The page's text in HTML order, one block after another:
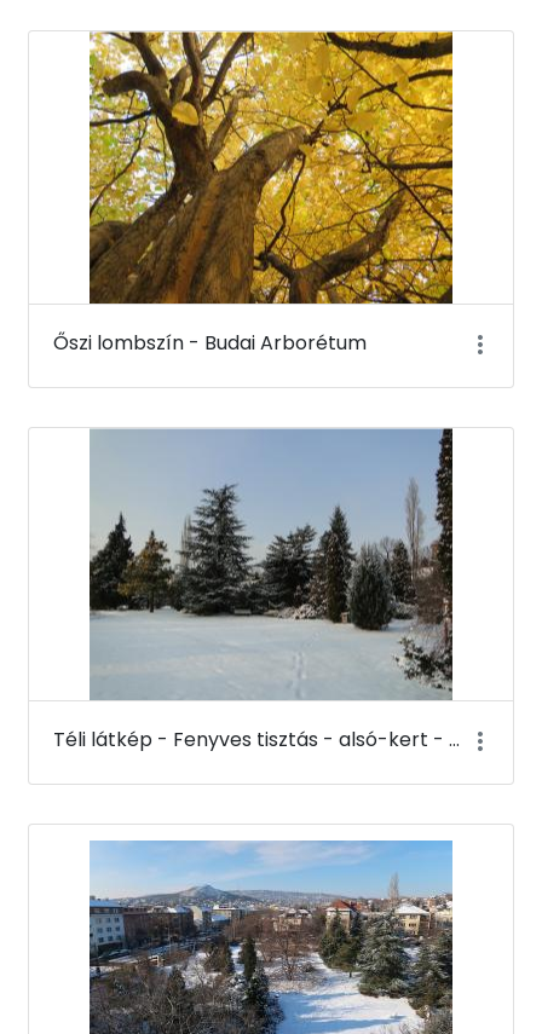
Őszi lombszín - Budai Arborétum
Téli látkép - Fenyves tisztás - alsó-kert - Budai Arborétum